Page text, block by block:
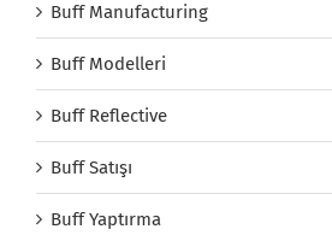
Buff Manufacturing
Buff Modelleri
Buff Reflective
Buff Satışı
Buff Yaptırma